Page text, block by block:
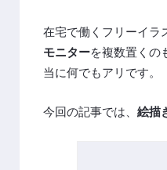
在宅で働くフリーイラ
モニターを複数置くの
当に何でもアリです。
今回の記事では、 絵描